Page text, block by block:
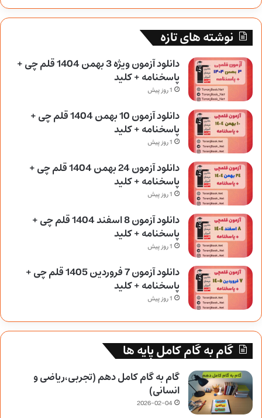
نوشته های تازه
دانلود آزمون ویژه 3 بهمن 1404 قلم چی +
پاسخنامه + کلید
1 روز پیش
دانلود آزمون 10 بهمن 1404 قلم چی +
پاسخنامه + کلید
1 روز پیش
دانلود آزمون 24 بهمن 1404 قلم چی +
پاسخنامه + کلید
1 روز پیش
دانلود آزمون 8 اسفند 1404 قلم چی +
پاسخنامه + کلید
1 روز پیش
دانلود آزمون 7 فروردین 1405 قلم چی +
پاسخنامه + کلید
1 روز پیش
گام به گام کامل پایه ها
گام به گام کامل دهم (تجربی،ریاضی و
انسانی)
2026-02-04